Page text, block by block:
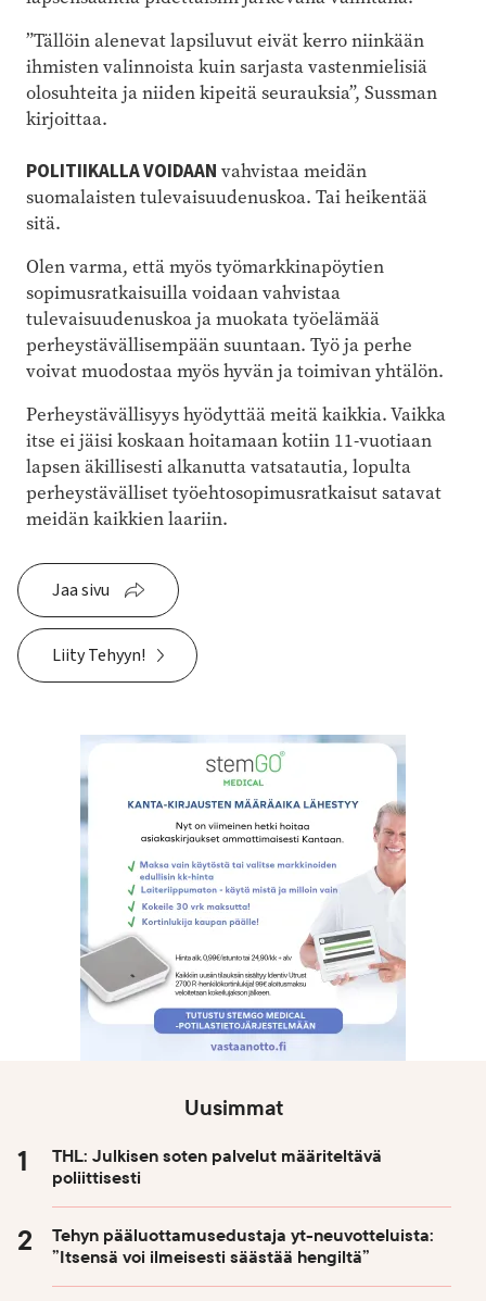
”Tällöin alenevat lapsiluvut eivät kerro niinkään
ihmisten valinnoista kuin sarjasta vastenmielisiä
olosuhteita ja niiden kipeitä seurauksia”, Sussman
kirjoittaa.
POLITIIKALLA VOIDAAN vahvistaa meidän
suomalaisten tulevaisuudenuskoa. Tai heikentää
sitä.
Olen varma, että myös työmarkkinapöytien
sopimusratkaisuilla voidaan vahvistaa
tulevaisuudenuskoa ja muokata työelämää
perheystävällisempään suuntaan. Työ ja perhe
voivat muodostaa myös hyvän ja toimivan yhtälön.
Perheystävällisyys hyödyttää meitä kaikkia. Vaikka
itse ei jäisi koskaan hoitamaan kotiin 11-vuotiaan
lapsen äkillisesti alkanutta vatsatautia, lopulta
perheystävälliset työehtosopimusratkaisut satavat
meidän kaikkien laariin.
Jaa sivu
Liity Tehyyn!
Uusimmat
THL: Julkisen soten palvelut määriteltävä
poliittisesti
Tehyn pääluottamusedustaja yt-neuvotteluista:
”Itsensä voi ilmeisesti säästää hengiltä”